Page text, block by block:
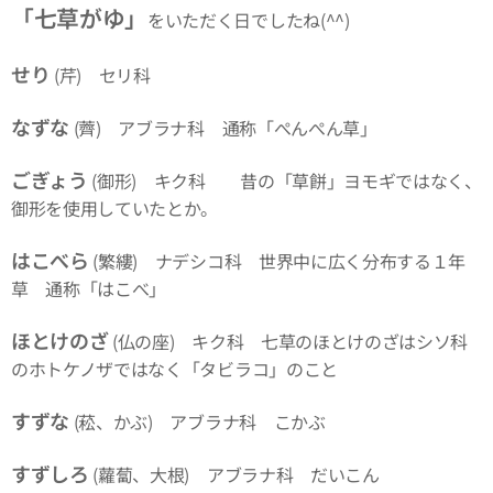
「七草がゆ」 をいただく日でしたね(^^)
せり (芹) セリ科
なずな (薺) アブラナ科 通称「ぺんぺん草」
ごぎょう (御形) キク科 昔の「草餅」ヨモギではなく、
御形を使用していたとか。
はこべら (繁縷) ナデシコ科 世界中に広く分布する１年
草 通称「はこべ」
ほとけのざ(仏の座) キク科 七草のほとけのざはシソ科
のホトケノザではなく「タビラコ」のこと
すずな (菘、かぶ) アブラナ科 こかぶ
すずしろ (蘿蔔、大根) アブラナ科 だいこん